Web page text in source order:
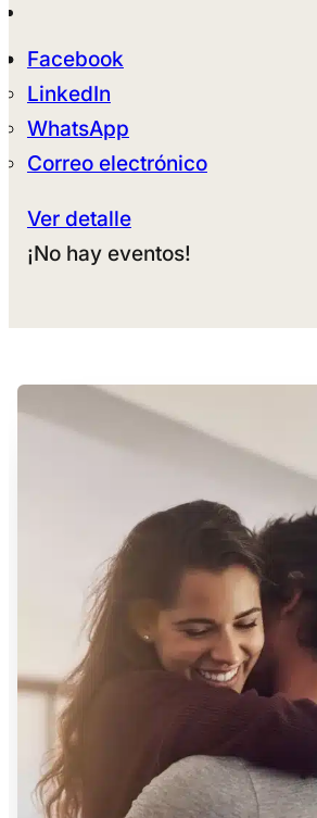
Facebook
LinkedIn
WhatsApp
Correo electrónico
Ver detalle
¡No hay eventos!